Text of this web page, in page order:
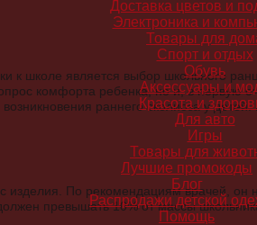
к школе является выбор школьного
комфорта ребенка, но и, в первую
раннего сколиоза у
изделия. По рекомендациям врачей, он
превышать 10% от массы
Доставка цветов и
Электроника и
Товары для
Спорт и отдых
Обувь
Аксессуары и
Красота и
Для авто
Игры
Товары для
Лучшие промокоды
Блог
Распродажи детской
Помощь